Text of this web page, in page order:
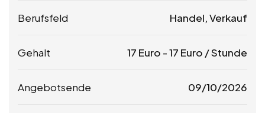
Berufsfeld Handel, Verkauf
Gehalt 17 Euro -17 Euro / Stunde
Angebotsende 09/10/2026